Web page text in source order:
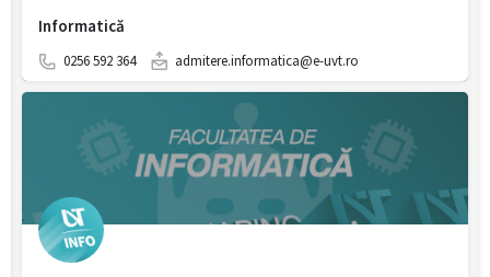
Informatică
0256 592 364 admitere.informatica@e-uvt.ro